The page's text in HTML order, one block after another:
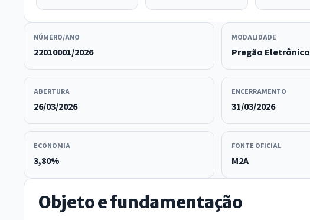
NÚMERO/ANO
22010001/2026
MODALIDADE
Pregão Eletrônico
ABERTURA
26/03/2026
ENCERRAMENTO
31/03/2026
ECONOMIA
3,80%
FONTE OFICIAL
M2A
Objeto e fundamentação